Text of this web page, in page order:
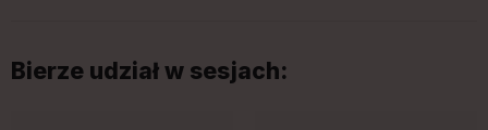
Bierze udział w sesjach: